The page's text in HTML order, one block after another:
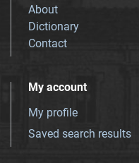
About
Dictionary
Contact
My account
My profile
Saved search results